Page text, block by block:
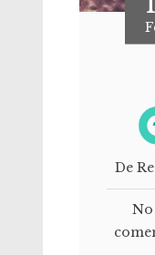
De
No